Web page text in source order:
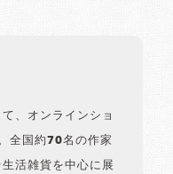
、オンラインショ
全国約70名の作家
活雑貨を中心に展